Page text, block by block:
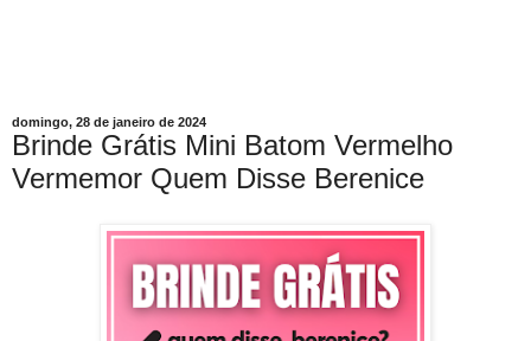
domingo, 28 de janeiro de 2024
Brinde Grátis Mini Batom Vermelho
Vermemor Quem Disse Berenice